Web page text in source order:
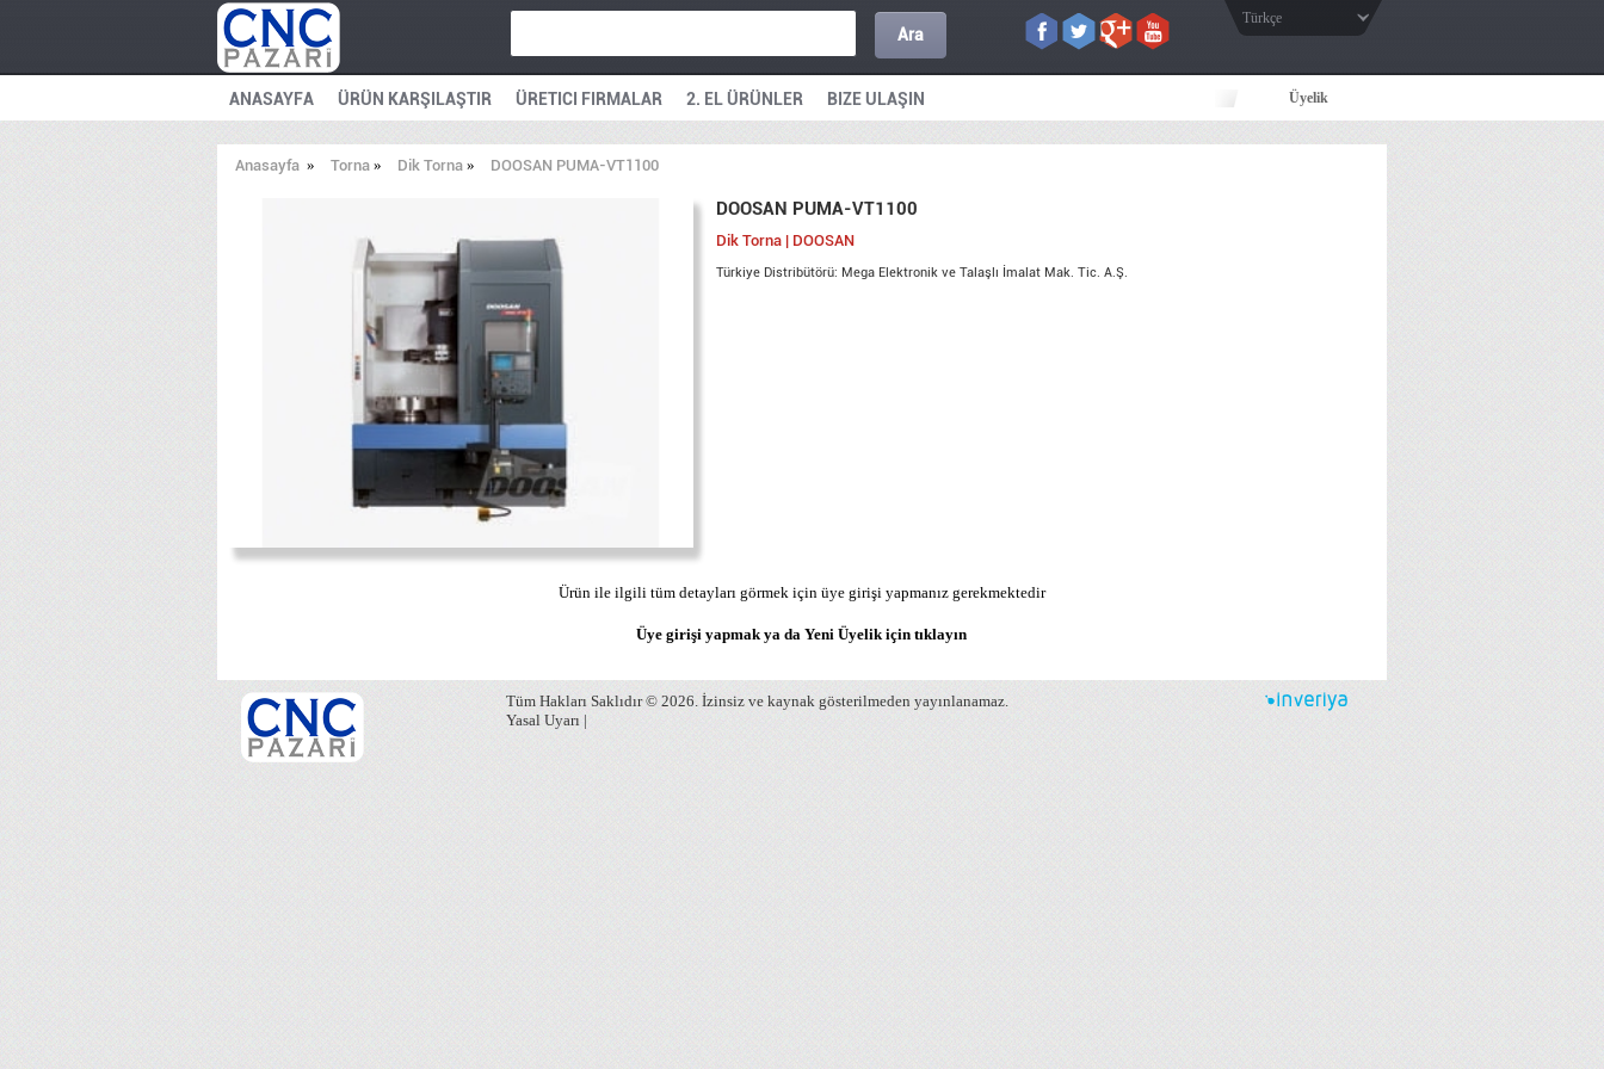
Ara
Türkçe
ANASAYFA ÜRÜN KARŞILAŞTIR ÜRETICI FIRMALAR 2. EL ÜRÜNLER BIZE ULAŞIN Üyelik
Anasayfa» Torna» Dik Torna» DOOSAN PUMA-VT1100
DOOSAN PUMA-VT1100
Dik Torna | DOOSAN
Türkiye Distribütörü: Mega Elektronik ve Talaşlı İmalat Mak. Tic. A.Ş.
Ürün ile ilgili tüm detayları görmek için üye girişi yapmanız gerekmektedir
Üye girişi yapmak ya da Yeni Üyelik içintıklayın
Tüm Hakları Saklıdır © 2026. İzinsiz ve kaynak gösterilmeden yayınlanamaz.
Yasal Uyarı |